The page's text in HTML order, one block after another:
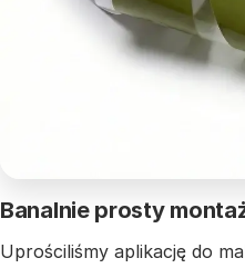
Banalnie prosty
Uprościliśmy aplikację do